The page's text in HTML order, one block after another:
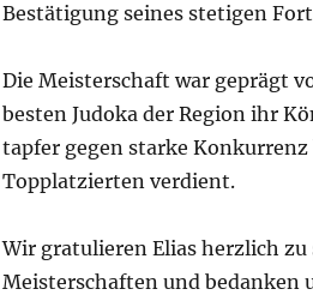
Bestätigung seines stetigen
Die Meisterschaft war geprägt
besten Judoka der Region ihr
tapfer gegen starke
Topplatzierten verdient.
Wir gratulieren Elias herzlich
Meisterschaften und bedanken